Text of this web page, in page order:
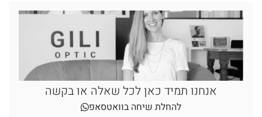
אנחנו תמיד כאן לכל שאלה או בקשה
להחלת שיחה בוואטסאפ